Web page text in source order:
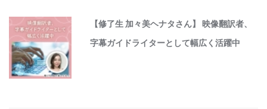
【修了生 加々美ヘナタさん】 映像翻訳者、
字幕ガイドライターとして幅広く活躍中